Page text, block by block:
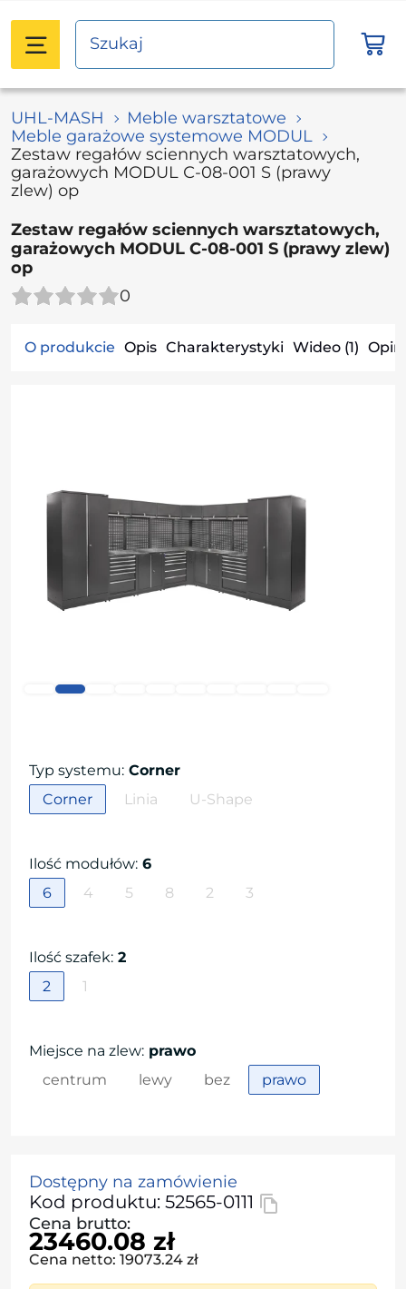
UHL-MASH
Meble warsztatowe
Meble garażowe systemowe MODUL
Zestaw regałów sciennych warsztatowych,
garażowych MODUL С-08-001 S (prawy
zlew) op
Zestaw regałów sciennych warsztatowych,
garażowych MODUL С-08-001 S (prawy zlew)
op
0
O produkcie Opis Charakterystyki Wideo (1)
Typ systemu: Corner
Corner
Linia U-Shape
Ilość modułów: 6
6
4 5 8 2 3
Ilość szafek: 2
2
1
Miejsce na zlew: prawo
centrum
lewy bez prawo
Dostępny na zamówienie
Kod produktu: 52565-0111
Cena brutto:
23460.08 zł
Cena netto: 19073.24 zł